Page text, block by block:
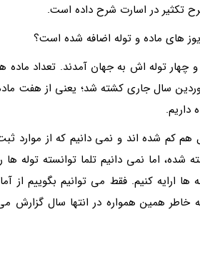
تکثیر در اسارت شرح داده است.
توله اش به جهان آمدند. تعداد ماده
سال جاری کشته شد؛ یعنی از هفت
داریم.
هم کم شده اند و نمی دانیم که از موارد
اما نمی دانیم تلما توانسته توله ها
ارایه کنیم. فقط می توانیم بگوییم از
خاطر همین همواره در انتها سال گزارش